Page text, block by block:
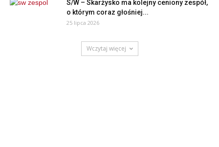
S/W – Skarżysko ma kolejny ceniony zespół,
o którym coraz głośniej...
25 lipca 2026
Wczytaj więcej